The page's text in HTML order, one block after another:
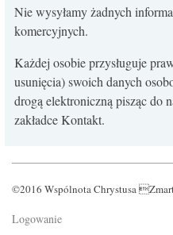
Nie wysyłamy żadnych
komercyjnych.
Każdej osobie przysługuje
usunięcia) swoich danych
drogą elektroniczną pisząc do
zakładce Kontakt.
©2016 Wspólnota Chrystusa
Logowanie